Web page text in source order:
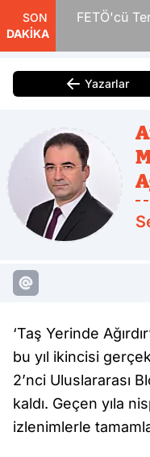
SON
DAKİKA
FETÖ'cü
Yazarlar
‘Taş Yerinde
bu yıl ikincisi
2’nci Uluslararası
kaldı. Geçen yıla
izlenimlerle